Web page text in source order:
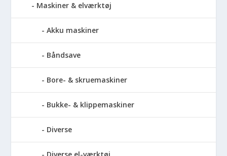
Maskiner & elværktøj
Akku maskiner
Båndsave
Bore- & skruemaskiner
Bukke- & klippemaskiner
Diverse